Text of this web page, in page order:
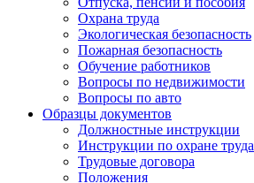
Охрана труда
Экологическая безопасность
Пожарная безопасность
Обучение работников
Вопросы по недвижимости
Вопросы по авто
Образцы документов
Должностные инструкции
Инструкции по охране труда
Трудовые договора
Положения